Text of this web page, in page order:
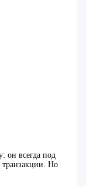
он всегда под
транзакции. Но